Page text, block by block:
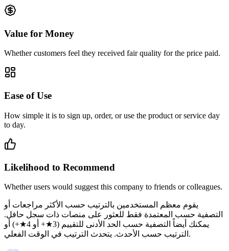
Value for Money
Whether customers feel they received fair quality for the price paid.
Ease of Use
How simple it is to sign up, order, or use the product or service day
to day.
Likelihood to Recommend
Whether users would suggest this company to friends or colleagues.
يقوم معظم المستخدمين بالترتيب حسب الأكثر مراجعات أو
التصفية حسب المعتمدة فقط للعثور على منصات ذات سجل حافل.
يمكنك أيضاً التصفية حسب الحد الأدنى للتقييم (3★+ أو 4★+) أو
الترتيب حسب الأحدث. يتحدث الترتيب في الوقت الفعلي.